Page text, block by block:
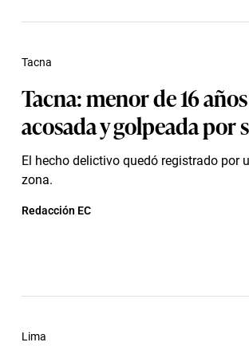
Tacna: menor de 16
acosada y golpeada por
El hecho delictivo quedó registrado por
zona.
Tacna
Redacción EC
Lima